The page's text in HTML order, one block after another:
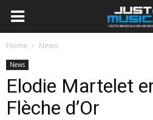
Home News
News
Elodie Martelet
Flèche d’Or